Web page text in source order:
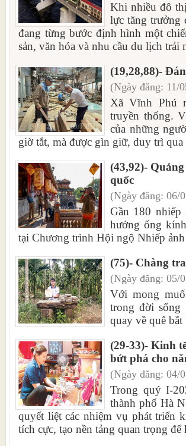
Khi nhiều đô
lực tăng trưởng
đang từng bước định hình một
sản, văn hóa và nhu cầu du lịch trải
(19,28,88)-
(Ngày đăng:
Xã Vĩnh Phú
truyền thống.
của những
giờ tắt, mà được gìn giữ, duy trì qua
(43,92)-
quốc
(Ngày đăng:
Gần 180
hướng ống
tại Chương trình Hội ngộ Nhiếp
(75)- Chàng
(Ngày đăng:
Với mong
trong đời
quay về quê
(29-33)- Kinh
bứt phá cho
(Ngày đăng:
Trong quý I-
thành phố Hà
quyết liệt các nhiệm vụ phát triển
tích cực, tạo nền tảng quan trọng